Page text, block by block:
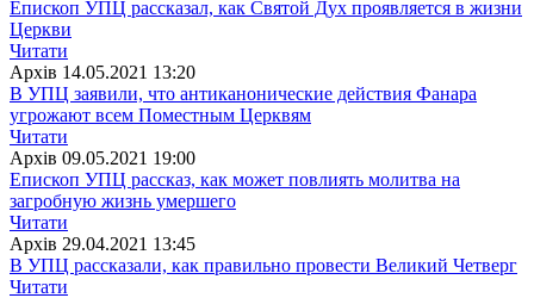
Епископ УПЦ рассказал, как Святой Дух проявляется в жизни
Церкви
Читати
Архiв 14.05.2021 13:20
В УПЦ заявили, что антиканонические действия Фанара
угрожают всем Поместным Церквям
Читати
Архiв 09.05.2021 19:00
Епископ УПЦ рассказ, как может повлиять молитва на
загробную жизнь умершего
Читати
Архiв 29.04.2021 13:45
В УПЦ рассказали, как правильно провести Великий Четверг
Читати